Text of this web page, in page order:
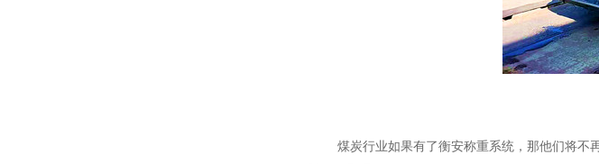
煤炭行业如果有了衡安称重系统，那他们将不再